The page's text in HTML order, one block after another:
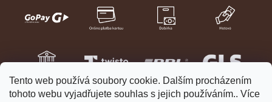
Tento web používá soubory cookie. Dalším procházením
tohoto webu vyjadřujete souhlas s jejich používáním.. Více